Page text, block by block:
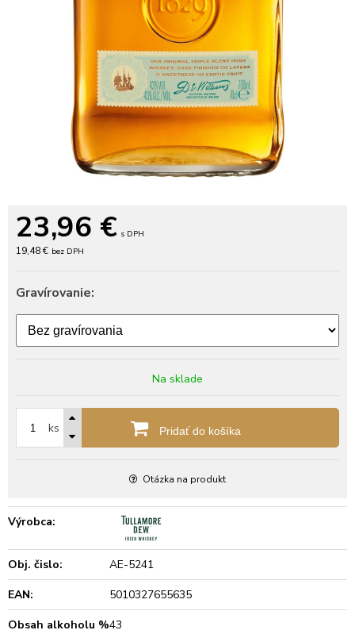
23,96 € s DPH
19,48 € bez DPH
Gravírovanie:
Na sklade
ks Pridať do košíka
Otázka na produkt
Výrobca:
Obj. čislo:
AE-5241
EAN:
5010327655635
Obsah alkoholu %43